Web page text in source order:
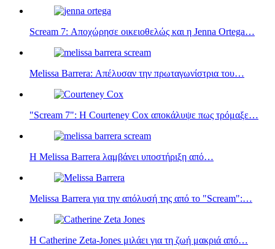
Scream 7: Αποχώρησε οικειοθελώς και η Jenna Ortega…
Melissa Barrera: Απέλυσαν την πρωταγωνίστρια του…
"Scream 7": Η Courteney Cox αποκάλυψε πως τρόμαξε…
Η Melissa Barrera λαμβάνει υποστήριξη από…
Melissa Barrera για την απόλυσή της από το "Scream":…
Η Catherine Zeta-Jones μιλάει για τη ζωή μακριά από…